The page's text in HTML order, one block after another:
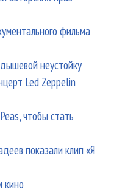
фильма
неустойку
Led Zeppelin
чтобы стать
показали клип «Я
кино